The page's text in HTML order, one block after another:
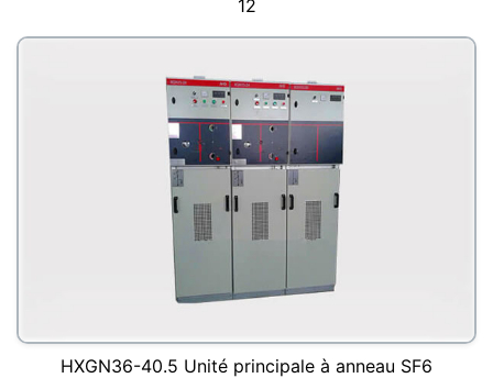
12
HXGN36-40.5 Unité principale à anneau SF6